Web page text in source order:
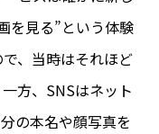
を見る”という体験
、当時はそれほど
方、SNSはネット
の本名や顔写真を